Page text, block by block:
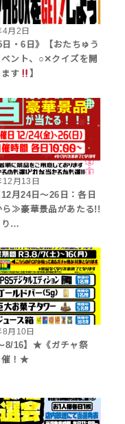
月2日
日・6日》【おたちゅう
ント、○✕クイズを開
す
】
月13日
24日～26日：各日
ら≫豪華景品があたる!!
り…
月10日
8/16】★《ガチャ祭
催！★